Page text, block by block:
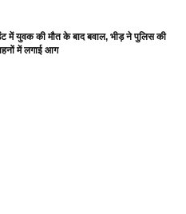
में युवक की मौत के बाद बवाल, भीड़ ने पुलिस की
में लगाई आग